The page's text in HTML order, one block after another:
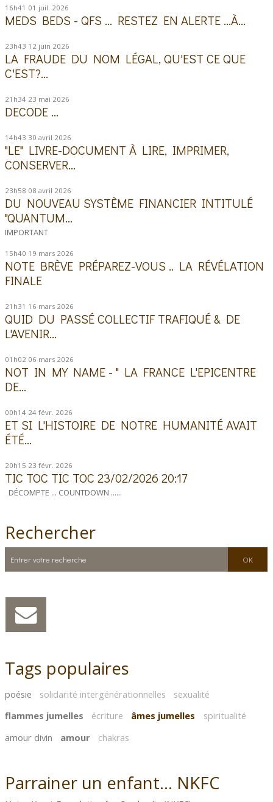
16h41 01 juil. 2026
MEDS BEDS - QFS ... RESTEZ EN ALERTE ...À...
23h43 12 juin 2026
LA FRAUDE DU NOM LÉGAL, QU'EST CE QUE
C'EST?...
21h34 23 mai 2026
DECODE ...
14h43 30 avril 2026
"LE" LIVRE-DOCUMENT À LIRE, IMPRIMER,
CONSERVER...
23h58 08 avril 2026
DU NOUVEAU SYSTÈME FINANCIER INTITULÉ
"QUANTUM...
IMPORTANT
15h40 19 mars 2026
NOTE BRÈVE PRÉPAREZ-VOUS .. LA RÉVÉLATION
FINALE
21h31 16 mars 2026
QUID DU PASSÉ COLLECTIF TRAFIQUÉ & DE
L'AVENIR...
01h02 06 mars 2026
NOT IN MY NAME - " LA FRANCE L'EPICENTRE
DE...
00h14 24 févr. 2026
ET SI L'HISTOIRE DE NOTRE HUMANITÉ AVAIT
ÉTÉ...
20h15 23 févr. 2026
TIC TOC TIC TOC 23/02/2026 20:17
DÉCOMPTE ... COUNTDOWN ......
Rechercher
Tags populaires
poésie solidarité intergénérationnelles
sexualité
flammes jumelles
écriture âmes jumelles
spiritualité
amour divin
amour chakras
Parrainer un enfant... NKFC